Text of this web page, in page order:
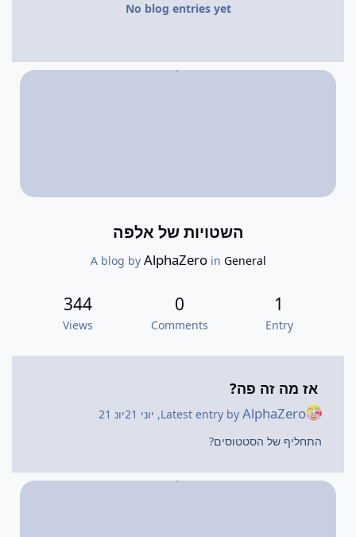
No blog entries yet
השטויות של אלפה
A blog by AlphaZeroin General
1
Entry
0
Comments
344
Views
אז מה זה פה?
Latest entry byAlphaZero
, יוני 21
יונ 21
התחליף של הסטטוסים?